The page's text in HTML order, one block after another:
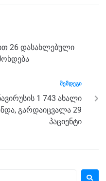
26 დასახლებული
ᲨᲔᲛᲓᲔᲒᲘ
1 743 ახალი
გარდაიცვალა 29
პაციენტი